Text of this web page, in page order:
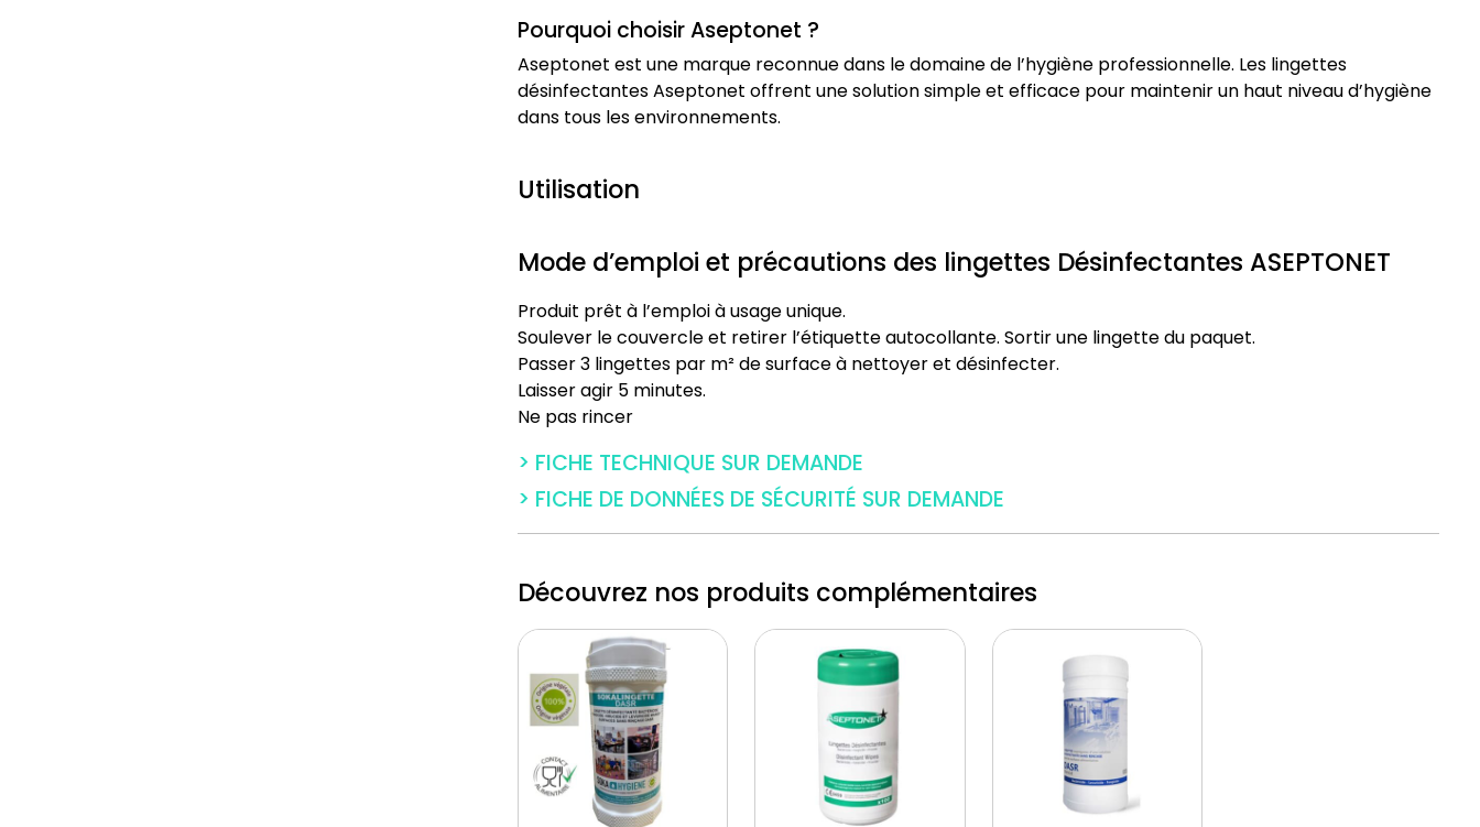
Pourquoi choisir Aseptonet ?
Aseptonet est une marque reconnue dans le domaine de l’hygiène professionnelle. Les lingettes
désinfectantes Aseptonet offrent une solution simple et efficace pour maintenir un haut niveau d’hygiène
dans tous les environnements.
Utilisation
Mode d’emploi et précautions des lingettes Désinfectantes ASEPTONET
Produit prêt à l’emploi à usage unique.
Soulever le couvercle et retirer l’étiquette autocollante. Sortir une lingette du paquet.
Passer 3 lingettes par m² de surface à nettoyer et désinfecter.
Laisser agir 5 minutes.
Ne pas rincer
> FICHE TECHNIQUE SUR DEMANDE
> FICHE DE DONNÉES DE SÉCURITÉ SUR DEMANDE
Découvrez nos produits complémentaires